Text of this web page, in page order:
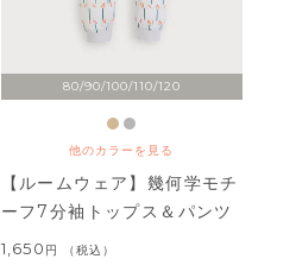
80/90/100/110/120
他のカラーを見る
【ルームウェア】幾何学モチ
ーフ7分袖トップス＆パンツ
1,650 税込